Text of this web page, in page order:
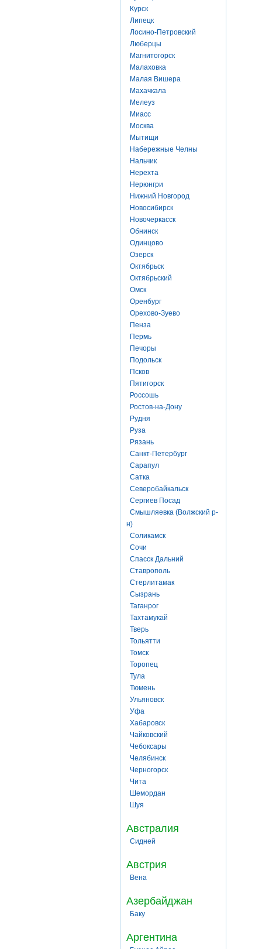
Курск
Липецк
Лосино-Петровский
Люберцы
Магнитогорск
Малаховка
Малая Вишера
Махачкала
Мелеуз
Миасс
Москва
Мытищи
Набережные Челны
Нальчик
Нерехта
Нерюнгри
Нижний Новгород
Новосибирск
Новочеркасск
Обнинск
Одинцово
Озерск
Октябрьск
Октябрьский
Омск
Оренбург
Орехово-Зуево
Пенза
Пермь
Печоры
Подольск
Псков
Пятигорск
Россошь
Ростов-на-Дону
Рудня
Руза
Рязань
Санкт-Петербург
Сарапул
Сатка
Северобайкальск
Сергиев Посад
Смышляевка (Волжский р-
н)
Соликамск
Сочи
Спасск Дальний
Ставрополь
Стерлитамак
Сызрань
Таганрог
Тахтамукай
Тверь
Тольятти
Томск
Торопец
Тула
Тюмень
Ульяновск
Уфа
Хабаровск
Чайковский
Чебоксары
Челябинск
Черногорск
Чита
Шемордан
Шуя
Австралия
Сидней
Австрия
Вена
Азербайджан
Баку
Аргентина